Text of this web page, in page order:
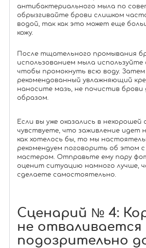
антибактериального мыла по
обрызгивайте брови слишком
водой, так как это может еще
кожу.
После тщательного промывания
использованием мыла используйте
чтобы промокнуть всю воду.
рекомендованный увлажняющий
наносите мазь, не почистив брови
образом.
Если вы уже оказались в нехорошей
чувствуете, что заживление идет
как хотелось бы, то мы
рекомендуем поговорить об этом
мастером. Отправьте ему пару
оценит ситуацию намного лучше,
сделаете самостоятельно.
Сценарий № 4:
не отваливается
подозрительно